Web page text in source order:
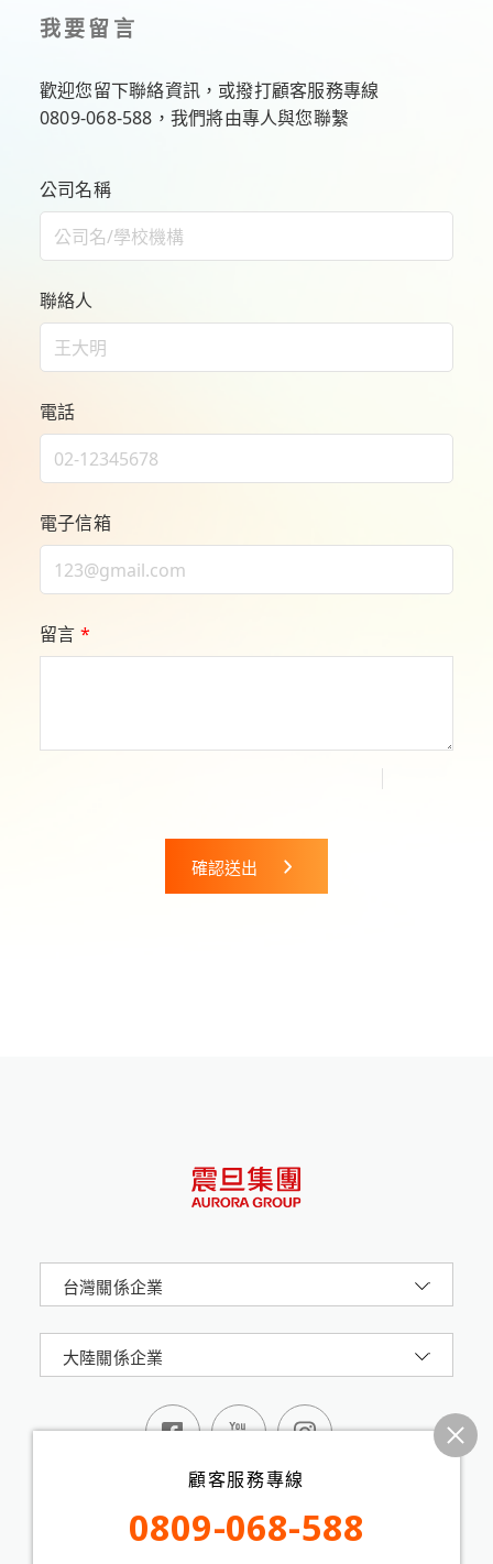
我要留言
歡迎您留下聯絡資訊，或撥打顧客服務專線
0809-068-588 ，我們將由專人與您聯繫
公司名稱
聯絡人
電話
電子信箱
留言 *
確認送出
顧客服務專線
0809-068-588
台灣關係企業
大陸關係企業